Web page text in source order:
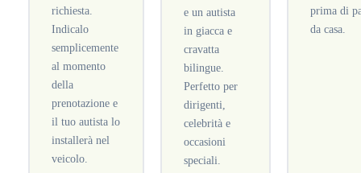
richiesta.
Indicalo
semplicemente
al momento
della
prenotazione e
il tuo autista lo
installerà nel
veicolo.
e un autista
in giacca e
cravatta
bilingue.
Perfetto per
dirigenti,
celebrità e
occasioni
speciali.
prima di
da casa.